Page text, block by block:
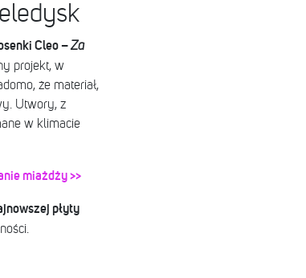
Cleo –Za
projekt, w
że materiał,
Utwory, z
w klimacie
miażdży >>
płyty